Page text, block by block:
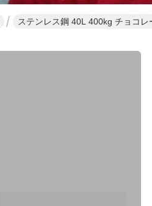
ステンレス鋼 40L 400kg チョコ